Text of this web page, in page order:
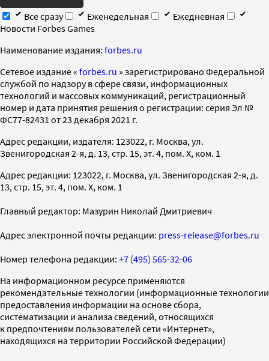
Все сразу
Еженедельная
Ежедневная
Новости Forbes Games
Наименование издания: forbes.ru
Cетевое издание « forbes.ru » зарегистрировано Федеральной
службой по надзору в сфере связи, информационных
технологий и массовых коммуникаций, регистрационный
номер и дата принятия решения о регистрации: серия Эл №
ФС77-82431 от 23 декабря 2021 г.
Адрес редакции, издателя: 123022, г. Москва, ул.
Звенигородская 2-я, д. 13, стр. 15, эт. 4, пом. X, ком. 1
Адрес редакции: 123022, г. Москва, ул. Звенигородская 2-я, д.
13, стр. 15, эт. 4, пом. X, ком. 1
Главный редактор: Мазурин Николай Дмитриевич
Адрес электронной почты редакции: press-release@forbes.ru
Номер телефона редакции: +7 (495) 565-32-06
На информационном ресурсе применяются
рекомендательные технологии (информационные технологии
предоставления информации на основе сбора,
систематизации и анализа сведений, относящихся
к предпочтениям пользователей сети «Интернет»,
находящихся на территории Российской Федерации)